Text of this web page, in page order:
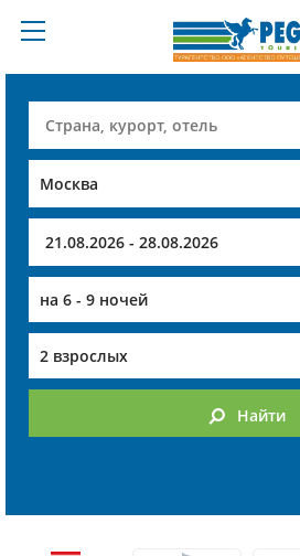
на 6 - 9 ночей
2 взрослых
Найти